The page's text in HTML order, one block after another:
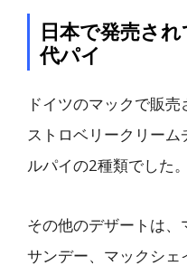
日本で発売さ
代パイ
ドイツのマックで販
ストロベリークリー
ルパイの2種類でした。
その他のデザートは、
サンデー、マックシェ